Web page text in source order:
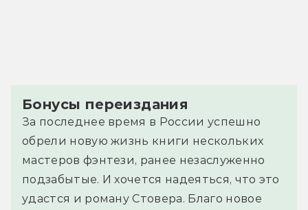
Бонусы переиздания
За последнее время в России успешно
обрели новую жизнь книги нескольких
мастеров фэнтези, ранее незаслуженно
подзабытые. И хочется надеяться, что это
удастся и роману Стовера. Благо новое